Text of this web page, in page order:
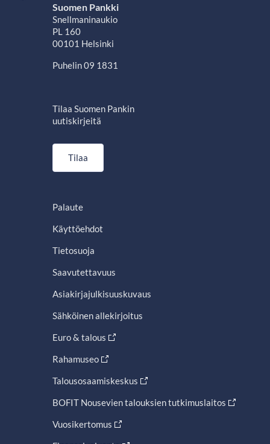
Suomen Pankki
Snellmaninaukio
PL 160
00101 Helsinki
Puhelin 09 1831
Tilaa Suomen Pankin
uutiskirjeitä
Tilaa
Palaute
Käyttöehdot
Tietosuoja
Saavutettavuus
Asiakirjajulkisuuskuvaus
Sähköinen allekirjoitus
Euro & talous
Rahamuseo
Talousosaamiskeskus
BOFIT Nousevien talouksien tutkimuslaitos
Vuosikertomus